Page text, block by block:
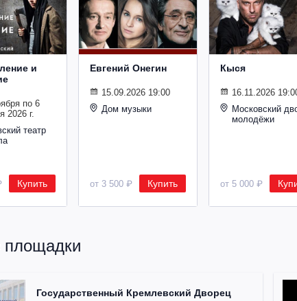
и
по 6
2026 г.
театр
Купить
Евгений Онегин
15.09.2026 19:00
Дом музыки
от 3 500 ₽ Купить
Кыся
16.11.2026
Московский
молодёжи
от 5 000 ₽
площадки
Государственный Кремлевский Дворец